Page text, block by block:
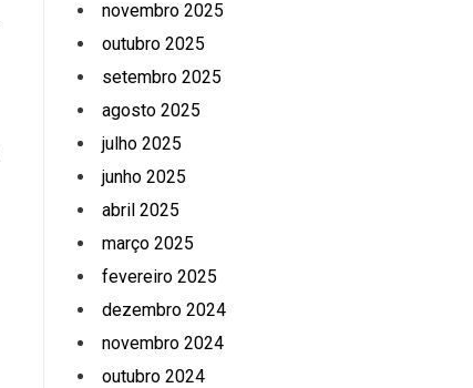
novembro 2025
outubro 2025
setembro 2025
agosto 2025
julho 2025
junho 2025
abril 2025
março 2025
fevereiro 2025
dezembro 2024
novembro 2024
outubro 2024